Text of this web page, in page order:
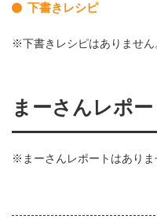
下書きレシピ
※下書きレシピはありません
まーさんレポー
※まーさんレポートはありま